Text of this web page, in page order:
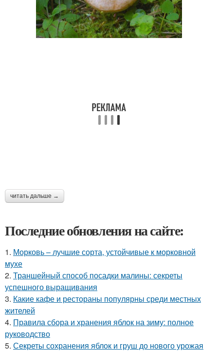
читать дальше →
Последние обновления на сайте:
1. Морковь – лучшие сорта, устойчивые к морковной
мухе
2. Траншейный способ посадки малины: секреты
успешного выращивания
3. Какие кафе и рестораны популярны среди местных
жителей
4. Правила сбора и хранения яблок на зиму: полное
руководство
5. Секреты сохранения яблок и груш до нового урожая